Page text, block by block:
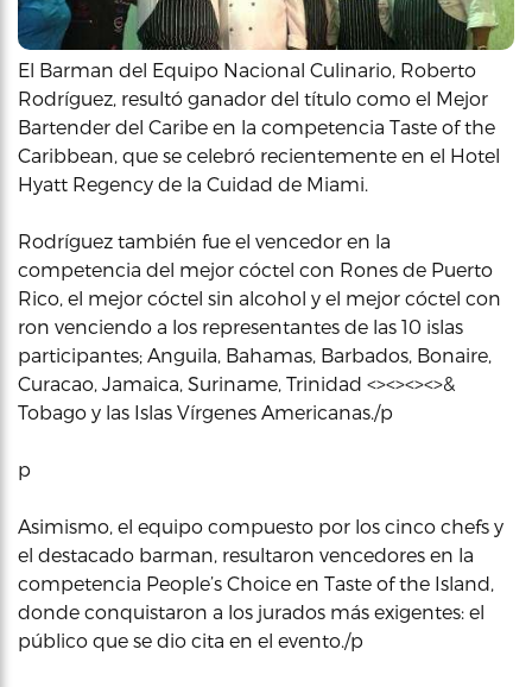
El Barman del Equipo Nacional Culinario, Roberto
Rodríguez, resultó ganador del título como el Mejor
Bartender del Caribe en la competencia Taste of the
Caribbean, que se celebró recientemente en el Hotel
Hyatt Regency de la Cuidad de Miami.
Rodríguez también fue el vencedor en la
competencia del mejor cóctel con Rones de Puerto
Rico, el mejor cóctel sin alcohol y el mejor cóctel con
ron venciendo a los representantes de las 10 islas
participantes; Anguila, Bahamas, Barbados, Bonaire,
Curacao, Jamaica, Suriname, Trinidad <><><><>&
Tobago y las Islas Vírgenes Americanas./p
p
Asimismo, el equipo compuesto por los cinco chefs y
el destacado barman, resultaron vencedores en la
competencia People’s Choice en Taste of the Island,
donde conquistaron a los jurados más exigentes: el
público que se dio cita en el evento./p